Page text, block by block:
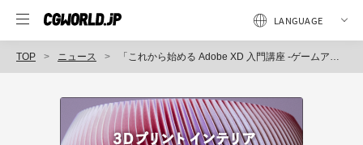
TOP ニュース 「これから始める Adobe XD 入門講座 -ゲームアプリ編-」開催（ボーンデジタル）